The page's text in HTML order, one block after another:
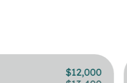
$12,000
$24,000